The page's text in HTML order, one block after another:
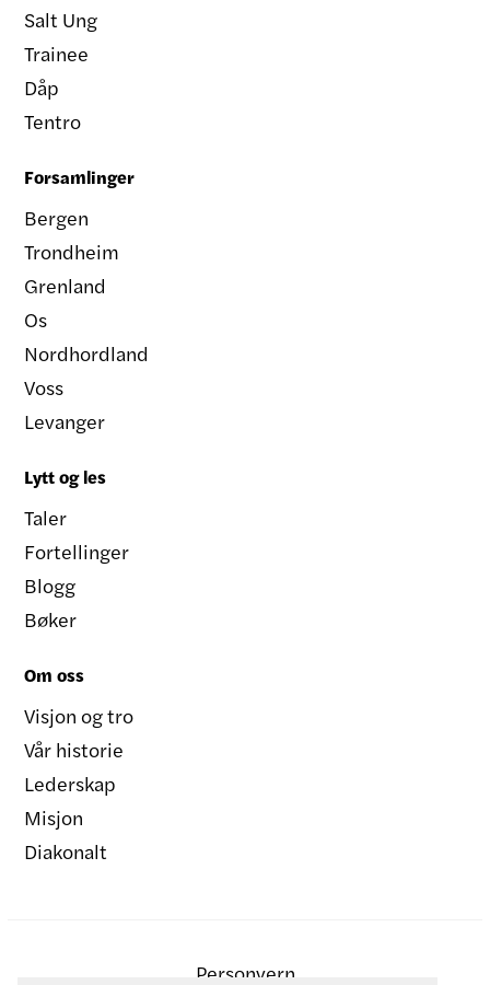
Salt Ung
Trainee
Dåp
Tentro
Forsamlinger
Bergen
Trondheim
Grenland
Os
Nordhordland
Voss
Levanger
Lytt og les
Taler
Fortellinger
Blogg
Bøker
Om oss
Visjon og tro
Vår historie
Lederskap
Misjon
Diakonalt
Personvern